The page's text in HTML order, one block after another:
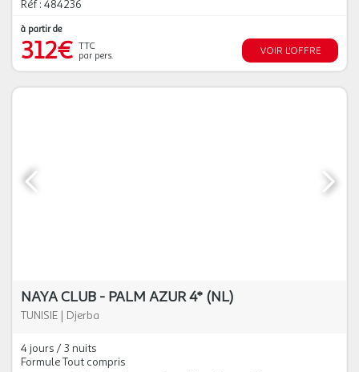
Réf : 484236
à partir de
312€ TTC
par pers.
VOIR L'OFFRE
NAYA CLUB - PALM AZUR 4* (NL)
TUNISIE | Djerba
4 jours / 3 nuits
Formule Tout compris